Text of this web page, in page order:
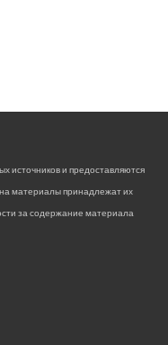
источников и предоставляются
материалы принадлежат их
за содержание материала